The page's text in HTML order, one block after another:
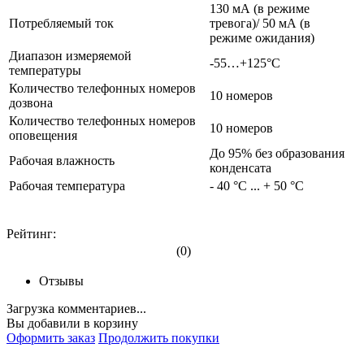
Потребляемый ток
130 мА (в режиме
тревога)/ 50 мА (в
режиме ожидания)
Диапазон измеряемой
температуры
-55…+125°С
Количество телефонных номеров
дозвона
10 номеров
Количество телефонных номеров
оповещения
10 номеров
Рабочая влажность
До 95% без образования
конденсата
Рабочая температура
- 40 °С ... + 50 °С
Рейтинг:
(0)
Отзывы
Загрузка комментариев...
Вы добавили в корзину
Оформить заказ Продолжить покупки